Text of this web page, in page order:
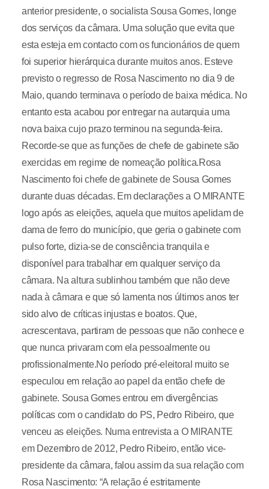
anterior presidente, o socialista Sousa Gomes, longe
dos serviços da câmara. Uma solução que evita que
esta esteja em contacto com os funcionários de quem
foi superior hierárquica durante muitos anos. Esteve
previsto o regresso de Rosa Nascimento no dia 9 de
Maio, quando terminava o período de baixa médica. No
entanto esta acabou por entregar na autarquia uma
nova baixa cujo prazo terminou na segunda-feira.
Recorde-se que as funções de chefe de gabinete são
exercidas em regime de nomeação política.Rosa
Nascimento foi chefe de gabinete de Sousa Gomes
durante duas décadas. Em declarações a O MIRANTE
logo após as eleições, aquela que muitos apelidam de
dama de ferro do município, que geria o gabinete com
pulso forte, dizia-se de consciência tranquila e
disponível para trabalhar em qualquer serviço da
câmara. Na altura sublinhou também que não deve
nada à câmara e que só lamenta nos últimos anos ter
sido alvo de críticas injustas e boatos. Que,
acrescentava, partiram de pessoas que não conhece e
que nunca privaram com ela pessoalmente ou
profissionalmente.No período pré-eleitoral muito se
especulou em relação ao papel da então chefe de
gabinete. Sousa Gomes entrou em divergências
políticas com o candidato do PS, Pedro Ribeiro, que
venceu as eleições. Numa entrevista a O MIRANTE
em Dezembro de 2012, Pedro Ribeiro, então vice-
presidente da câmara, falou assim da sua relação com
Rosa Nascimento: “A relação é estritamente